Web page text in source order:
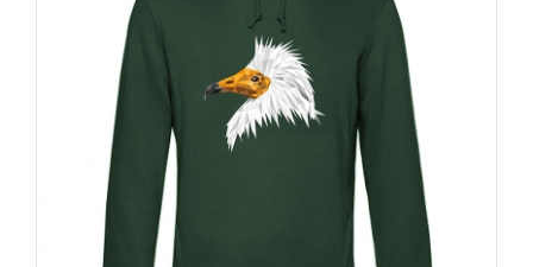
elegir
la
página
de
producto